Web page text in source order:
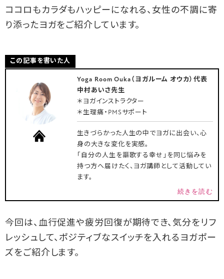
ココロもカラダもハッピーになれる、女性の不調に寄
り添ったヨガをご紹介しています。
この記事を書いた人
Yoga Room Ouka（ヨガルーム オウカ）代表
中村あいさ先生
＊ヨガインストラクター
＊生理痛・PMSサポート
生きづらかった人生の中でヨガに出会い、心
身の大きな変化を実感。
「自分の人生を謳歌する幸せ」を同じ悩みを
持つ方へ届けたく、ヨガ講師として活動してい
ます。
続きを読む
今回は、血行促進や疲労回復が期待でき、気分をリフ
レッシュして、ポジティブなスイッチを入れるヨガポー
ズをご紹介します。